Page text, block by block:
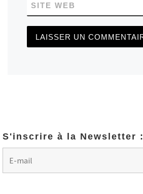
SITE WEB
S'inscrire à la Newsletter :